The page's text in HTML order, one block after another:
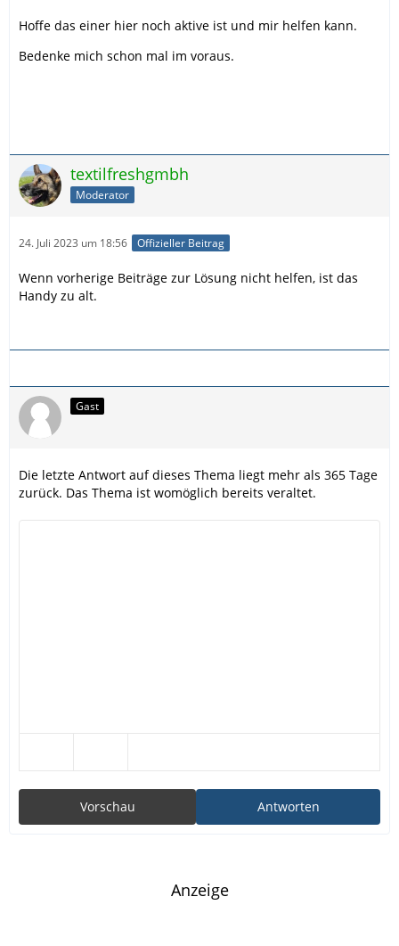
Hoffe das einer hier noch aktive ist und mir helfen kann.
Bedenke mich schon mal im voraus.
textilfreshgmbh
Moderator
24. Juli 2023 um 18:56 Offizieller Beitrag
Wenn vorherige Beiträge zur Lösung nicht helfen, ist das
Handy zu alt.
Gast
Die letzte Antwort auf dieses Thema liegt mehr als 365 Tage
zurück. Das Thema ist womöglich bereits veraltet.
Antworten
Vorschau
Anzeige